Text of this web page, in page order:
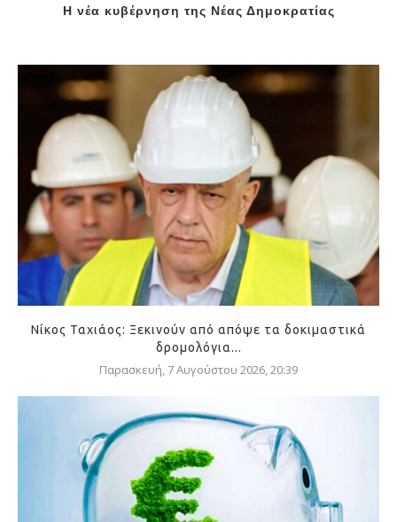
Η νέα κυβέρνηση της Νέας Δημοκρατίας
Νίκος Ταχιάος: Ξεκινούν από απόψε τα δοκιμαστικά
δρομολόγια...
Παρασκευή, 7 Αυγούστου 2026, 20:39